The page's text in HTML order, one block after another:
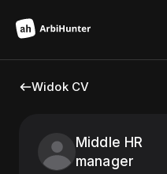
Widok CV
Middle HR
manager